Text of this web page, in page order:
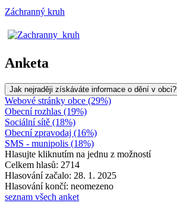
Záchranný kruh
Anketa
Jak nejraději získáváte informace o dění v obci?
Webové stránky obce (29%)
Obecní rozhlas (19%)
Sociální sítě (18%)
Obecní zpravodaj (16%)
SMS - munipolis (18%)
Hlasujte kliknutím na jednu z možností
Celkem hlasů: 2714
Hlasování začalo: 28. 1. 2025
Hlasování končí: neomezeno
seznam všech anket